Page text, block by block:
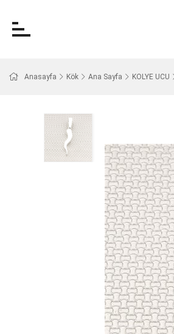
Anasayfa Kök Ana Sayfa KOLYE UCU